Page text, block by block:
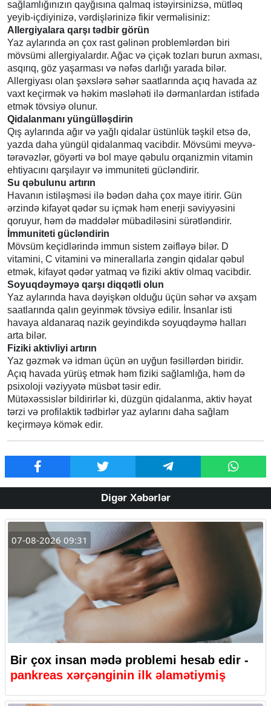
sağlamlığınızın qayğısına qalmaq istəyirsinizsə, mütləq
yeyib-içdiyinizə, vərdişlərinizə fikir verməlisiniz:
Allergiyalara qarşı tədbir görün
Yaz aylarında ən çox rast gəlinən problemlərdən biri
mövsümi allergiyalardır. Ağac və çiçək tozları burun axması,
asqırıq, göz yaşarması və nəfəs darlığı yarada bilər.
Allergiyası olan şəxslərə səhər saatlarında açıq havada az
vaxt keçirmək və həkim məsləhəti ilə dərmanlardan istifadə
etmək tövsiyə olunur.
Qidalanmanı yüngülləşdirin
Qış aylarında ağır və yağlı qidalar üstünlük təşkil etsə də,
yazda daha yüngül qidalanmaq vacibdir. Mövsümi meyvə-
tərəvəzlər, göyərti və bol maye qəbulu orqanizmin vitamin
ehtiyacını qarşılayır və immuniteti gücləndirir.
Su qəbulunu artırın
Havanın istiləşməsi ilə bədən daha çox maye itirir. Gün
ərzində kifayət qədər su içmək həm enerji səviyyəsini
qoruyur, həm də maddələr mübadiləsini sürətləndirir.
İmmuniteti gücləndirin
Mövsüm keçidlərində immun sistem zəifləyə bilər. D
vitamini, C vitamini və minerallarla zəngin qidalar qəbul
etmək, kifayət qədər yatmaq və fiziki aktiv olmaq vacibdir.
Soyuqdəyməyə qarşı diqqətli olun
Yaz aylarında hava dəyişkən olduğu üçün səhər və axşam
saatlarında qalın geyinmək tövsiyə edilir. İnsanlar isti
havaya aldanaraq nazik geyindikdə soyuqdəymə halları
arta bilər.
Fiziki aktivliyi artırın
Yaz gəzmək və idman üçün ən uyğun fəsillərdən biridir.
Açıq havada yürüş etmək həm fiziki sağlamlığa, həm də
psixoloji vəziyyətə müsbət təsir edir.
Mütəxəssislər bildirirlər ki, düzgün qidalanma, aktiv həyat
tərzi və profilaktik tədbirlər yaz aylarını daha sağlam
keçirməyə kömək edir.
Digər Xəbərlər
07-08-2026 09:31
Bir çox insan mədə problemi hesab edir -
pankreas xərçənginin ilk əlamətiymiş